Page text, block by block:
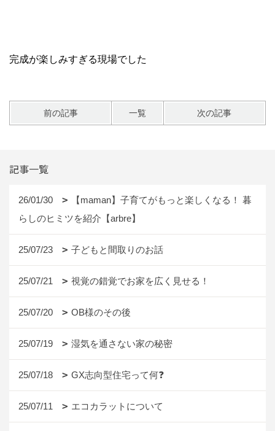
完成が楽しみすぎる現場でした
前の記事 一覧 次の記事
記事一覧
26/01/30
【maman】子育てがもっと楽しくなる！ 暮
らしのヒミツを紹介【arbre】
25/07/23 子どもと間取りのお話
25/07/21 視覚の錯覚でお家を広く見せる！
25/07/20 OB様のその後
25/07/19 湿気を通さない家の秘密
25/07/18 GX志向型住宅って何❓
25/07/11 エコカラットについて